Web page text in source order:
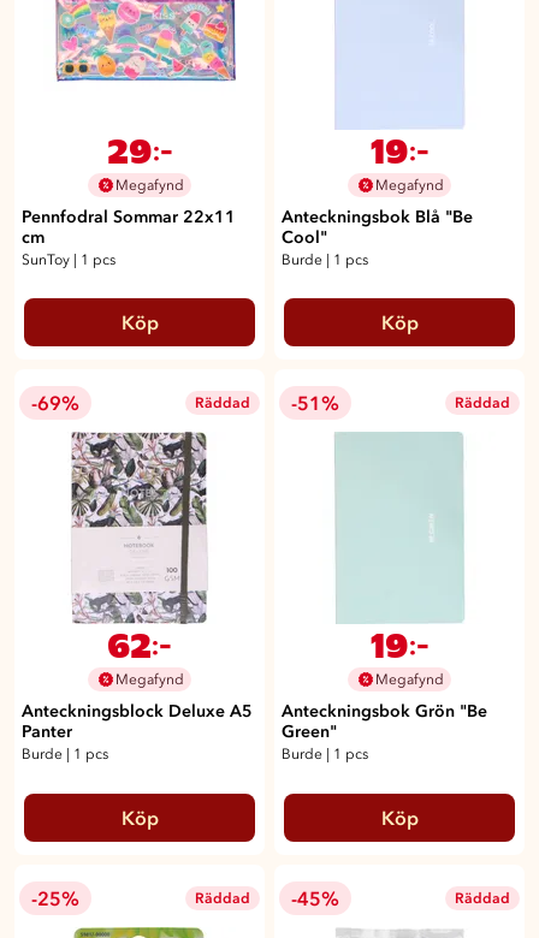
29:-
Megafynd
Pennfodral Sommar 22x11
cm
SunToy | 1 pcs
Köp
19:-
Megafynd
Anteckningsbok Blå "Be
Cool"
Burde | 1 pcs
Köp
-69% Räddad
62:-
Megafynd
Anteckningsblock Deluxe A5
Panter
Burde 1 pcs
Köp
-51% Räddad
19:-
Megafynd
Anteckningsbok Grön "Be
Green"
Burde 1 pcs
Köp
-25% Räddad -45% Räddad